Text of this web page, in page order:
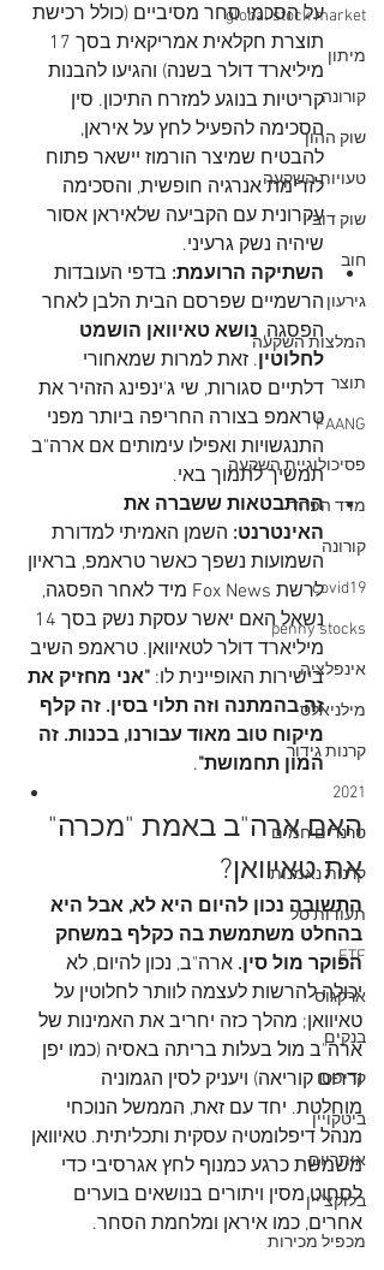
global stock market
מיתון
קורונה
שוק ההון
טעויות השקעה
שוק דובי
חוב
גירעון
המלצות השקעה
תוצר
FAANG
פסיכולוגיית השקעה
מדד הפחד
קורונה
covid19
penny stocks
אינפלציה
מילניאלס
קרנות גידור
2021
טרנדים חמים
קרנות נאמנות
תעודות סל
ETF
ארקגוס
בנקים
קריפטו
ביטקויין
איתריום
בלוקצ'יין
מכפיל מכירות
על הסכמי סחר מסיביים (כולל רכישת
מיליארד דולר בשנה) והגיעו להבנות
קריטיות בנוגע למזרח התיכון. סין
הסכימה להפעיל לחץ על איראן,
להבטיח שמיצר הורמוז יישאר פתוח
לזרימת אנרגיה חופשית, והסכימה
עקרונית עם הקביעה שלאיראן אסור
שיהיה נשק גרעיני.
השתיקה הרועמת: בדפי העובדות
הרשמיים שפרסם הבית הלבן לאחר
הפסגה, נושא טאיוואן הושמט
לחלוטין. זאת למרות שמאחורי
דלתיים סגורות, שי ג'ינפינג הזהיר את
טראמפ בצורה החריפה ביותר מפני
התנגשויות ואפילו עימותים אם ארה"ב
תמשיך לתמוך באי.
ההתבטאות ששברה את
האינטרנט: השמן האמיתי למדורת
השמועות נשפך כאשר טראמפ, בראיון
לרשת Fox News מיד לאחר הפסגה,
מיליארד דולר לטאיוואן. טראמפ השיב
בישירות האופיינית לו: "אני מחזיק את
זה בהמתנה וזה תלוי בסין. זה קלף
מיקוח טוב מאוד עבורנו, בכנות. זה
המון תחמושת".
האם ארה"ב באמת "מכרה"
את טאיוואן?
התשובה נכון להיום היא לא, אבל היא
בהחלט משתמשת בה כקלף במשחק
הפוקר מול סין. ארה"ב, נכון להיום, לא
יכולה להרשות לעצמה לוותר לחלוטין על
טאיוואן; מהלך כזה יחריב את האמינות של
ארה"ב מול בעלות בריתה באסיה (כמו יפן
ודרום קוריאה) ויעניק לסין הגמוניה
מוחלטת. יחד עם זאת, הממשל הנוכחי
מנהל דיפלומטיה עסקית ותכליתית. טאיוואן
משמשת כרגע כמנוף לחץ אגרסיבי כדי
לסחוט מסין ויתורים בנושאים בוערים
אחרים, כמו איראן ומלחמת הסחר.